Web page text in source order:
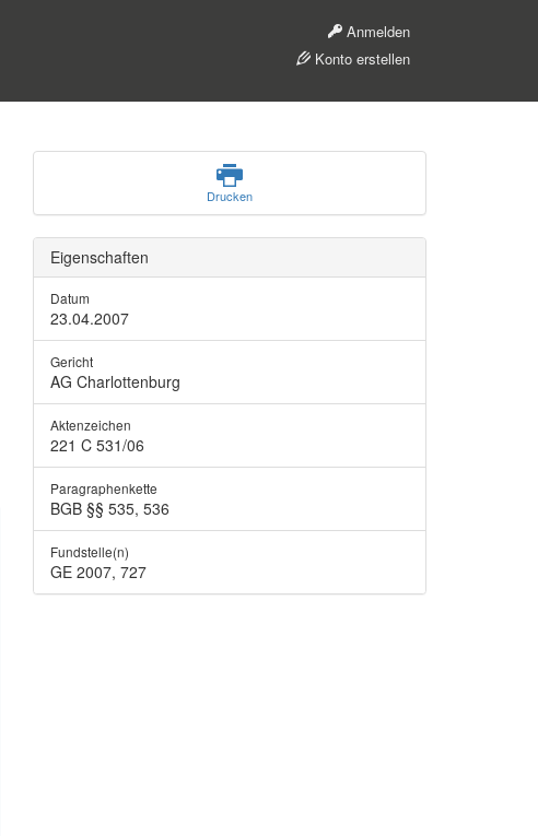
Anmelden
Konto erstellen
Drucken
Eigenschaften
Datum
23.04.2007
Gericht
AG Charlottenburg
Aktenzeichen
221 C 531/06
Paragraphenkette
BGB §§ 535, 536
Fundstelle(n)
GE 2007, 727